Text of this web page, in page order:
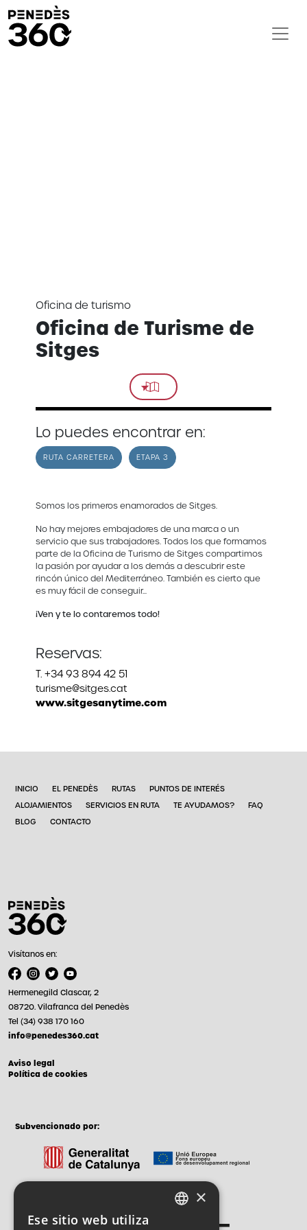
Oficina de turismo
Oficina de Turisme de
Sitges
Lo puedes encontrar en:
RUTA CARRETERA ETAPA 3
Somos los primeros enamorados de Sitges.
No hay mejores embajadores de una marca o un
servicio que sus trabajadores. Todos los que formamos
parte de la Oficina de Turismo de Sitges compartimos
la pasión por ayudar a los demás a descubrir este
rincón único del Mediterráneo. También es cierto que
es muy fácil de conseguir...
¡Ven ytelo contaremostodo!
Reservas:
T. +34 93 894 42 51
turisme@sitges.cat
www.sitgesanytime.com
INICIO EL PENEDÈS RUTAS
PUNTOS DE INTERÉS
ALOJAMIENTOS
SERVICIOS EN RUTA TE AYUDAMOS?
FAQ
BLOG
CONTACTO
Visítanos en:
Hermenegild Clascar, 2
08720. Vilafranca del Penedès
Tel (34) 938 170 160
info@penedes360.cat
Aviso legal
Política de cookies
Subvencionado por:
×
Ese sitio web utiliza